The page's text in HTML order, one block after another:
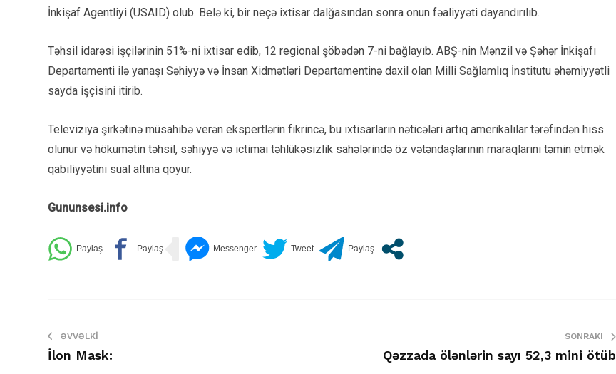
İnkişaf Agentliyi (USAID) olub. Belə ki, bir neçə ixtisar dalğasından sonra onun fəaliyyəti dayandırılıb.
Təhsil idarəsi işçilərinin 51%-ni ixtisar edib, 12 regional şöbədən 7-ni bağlayıb. ABŞ-nin Mənzil və Şəhər İnkişafı
Departamenti ilə yanaşı Səhiyyə və İnsan Xidmətləri Departamentinə daxil olan Milli Sağlamlıq İnstitutu əhəmiyyətli
sayda işçisini itirib.
Televiziya şirkətinə müsahibə verən ekspertlərin fikrincə, bu ixtisarların nəticələri artıq amerikalılar tərəfindən hiss
olunur və hökumətin təhsil, səhiyyə və ictimai təhlükəsizlik sahələrində öz vətəndaşlarının maraqlarını təmin etmək
qabiliyyətini sual altına qoyur.
Gununsesi.info
ƏVVƏLKI
İlon Mask:
SONRAKI
Qəzzada ölənlərin sayı 52,3 mini ötüb